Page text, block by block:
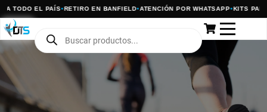
TODO EL PAÍS•RETIRO EN BANFIELD•ATENCIÓN POR WHATSAPP•KITS PARA